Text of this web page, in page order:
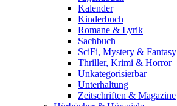
Kalender
Kinderbuch
Romane & Lyrik
Sachbuch
SciFi, Mystery & Fantasy
Thriller, Krimi & Horror
Unkategorisierbar
Unterhaltung
Zeitschriften & Magazine